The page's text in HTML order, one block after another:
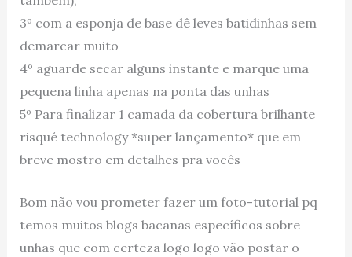
3º com a esponja de base dê leves batidinhas sem
demarcar muito
4º aguarde secar alguns instante e marque uma
pequena linha apenas na ponta das unhas
5º Para finalizar 1 camada da cobertura brilhante
risqué technology *super lançamento* que em
breve mostro em detalhes pra vocês
Bom não vou prometer fazer um foto-tutorial pq
temos muitos blogs bacanas específicos sobre
unhas que com certeza logo logo vão postar o